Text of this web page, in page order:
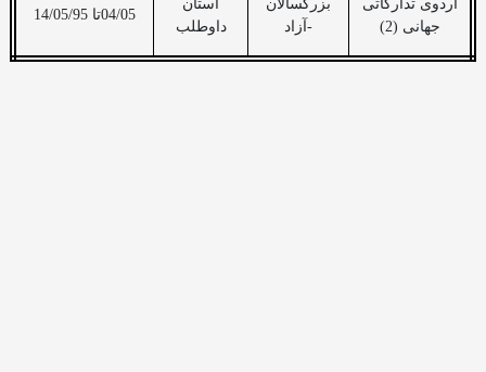
اردوی تدارکاتی
جهانی (2)
بزرگسالان
-آزاد
استان
داوطلب
04/05تا 14/05/95